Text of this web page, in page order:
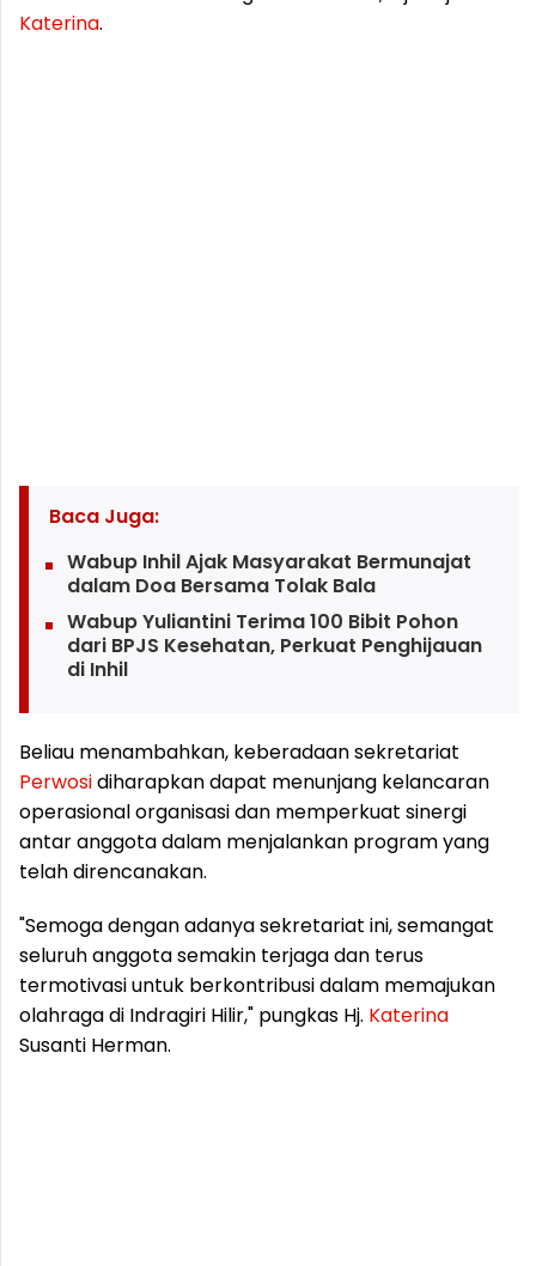
Katerina.
Baca Juga:
Wabup Inhil Ajak Masyarakat Bermunajat
dalam Doa Bersama Tolak Bala
Wabup Yuliantini Terima 100 Bibit Pohon
dari BPJS Kesehatan, Perkuat Penghijauan
di Inhil
Beliau menambahkan, keberadaan sekretariat
Perwosidiharapkan dapat menunjang kelancaran
operasional organisasi dan memperkuat sinergi
antar anggota dalam menjalankan program yang
telah direncanakan.
"Semoga dengan adanya sekretariat ini, semangat
seluruh anggota semakin terjaga dan terus
termotivasi untuk berkontribusi dalam memajukan
olahraga di Indragiri Hilir," pungkas Hj. Katerina
Susanti Herman.